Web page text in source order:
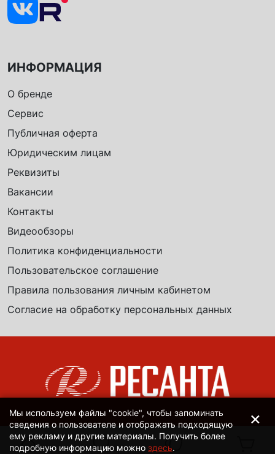
ИНФОРМАЦИЯ
О бренде
Сервис
Публичная оферта
Юридическим лицам
Реквизиты
Вакансии
Контакты
Видеообзоры
Политика конфиденциальности
Пользовательское соглашение
Правила пользования личным кабинетом
Согласие на обработку персональных данных
Мы используем файлы "cookie", чтобы запоминать
сведения о пользователе и отображать подходящую
ему рекламу и другие материалы. Получить более
подробную информацию можно здесь.
×